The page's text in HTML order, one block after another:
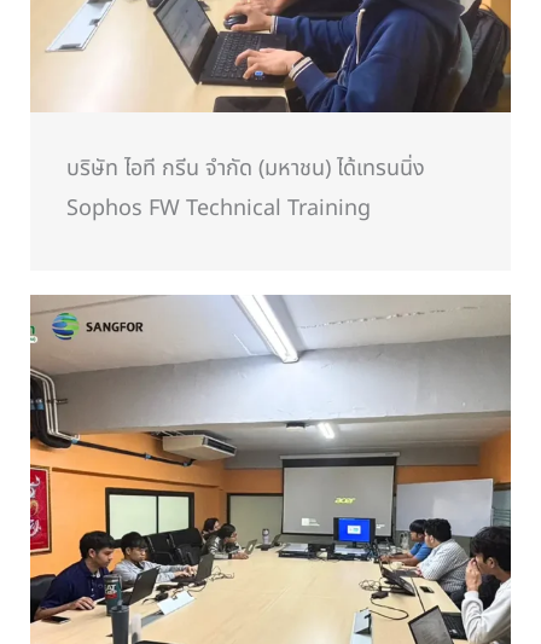
บริษัท ไอที กรีน จำกัด (มหาชน) ได้เทรนนิ่ง
Sophos FW Technical Training